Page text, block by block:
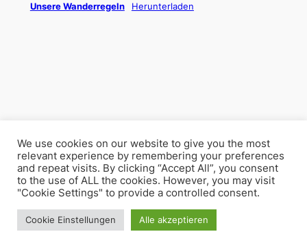
Unsere Wanderregeln Herunterladen
We use cookies on our website to give you the most
relevant experience by remembering your preferences
and repeat visits. By clicking “Accept All”, you consent
to the use of ALL the cookies. However, you may visit
"Cookie Settings" to provide a controlled consent.
Cookie Einstellungen Alle akzeptieren